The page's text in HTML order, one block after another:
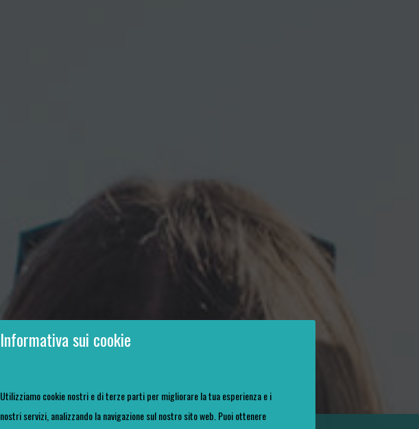
Informativa sui cookie
Utilizziamo cookie nostri e di terze parti per migliorare la tua esperienza e i
nostri servizi, analizzando la navigazione sul nostro sito web. Puoi ottenere